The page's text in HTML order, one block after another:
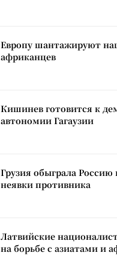
Европу шантажируют
африканцев
Кишинев готовится к
автономии Гагаузии
Грузия обыграла Россию
неявки противника
Латвийские
на борьбе с азиатами и